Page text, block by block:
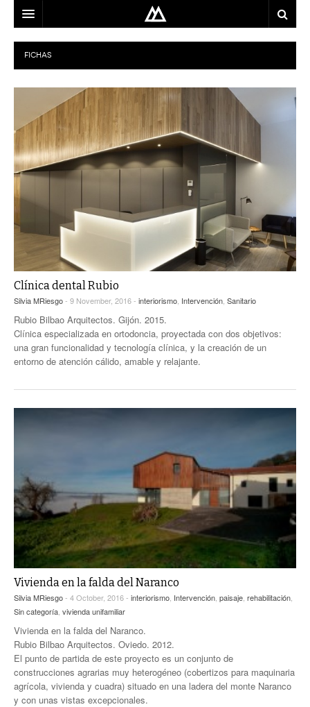
ARQUITECTO
LOCALIZACIÓN
USO
EQUIPO
CONTACTO
FICHAS
Clínica dental Rubio
Silvia MRiesgo- 9 November, 2016 - interiorismo Intervención Sanitario
Rubio Bilbao Arquitectos. Gijón. 2015.
Clínica especializada en ortodoncia, proyectada con dos objetivos:
una gran funcionalidad y tecnología clínica, y la creación de un
entorno de atención cálido, amable y relajante.
Vivienda en la falda del Naranco
Silvia MRiesgo- 4 October, 2016 - interiorismo Intervención paisaje rehabilitación
Sin categoría vivienda unifamiliar
Vivienda en la falda del Naranco.
Rubio Bilbao Arquitectos. Oviedo. 2012.
El punto de partida de este proyecto es un conjunto de
construcciones agrarias muy heterogéneo (cobertizos para maquinaria
agrícola, vivienda y cuadra) situado en una ladera del monte Naranco
y con unas vistas excepcionales.